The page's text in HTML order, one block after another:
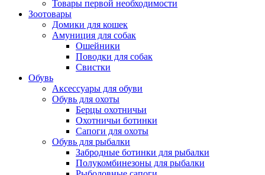
Товары первой необходимости
Зоотовары
Домики для кошек
Амуниция для собак
Ошейники
Поводки для собак
Свистки
Обувь
Аксессуары для обуви
Обувь для охоты
Берцы охотничьи
Охотничьи ботинки
Сапоги для охоты
Обувь для рыбалки
Забродные ботинки для рыбалки
Полукомбинезоны для рыбалки